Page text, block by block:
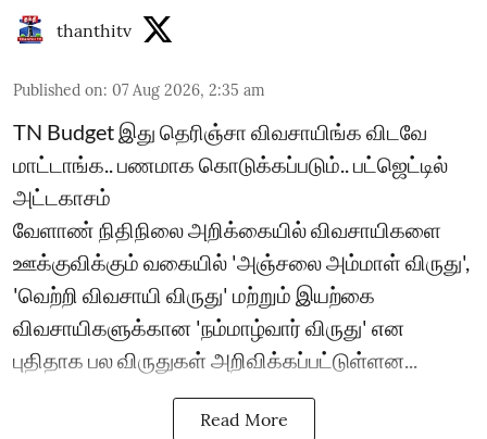
thanthitv
Published on: 07 Aug 2026, 2:35 am
TN Budget இது தெரிஞ்சா விவசாயிங்க விடவே
மாட்டாங்க.. பணமாக கொடுக்கப்படும்.. பட்ஜெட்டில்
அட்டகாசம்
வேளாண் நிதிநிலை அறிக்கையில் விவசாயிகளை
ஊக்குவிக்கும் வகையில் 'அஞ்சலை அம்மாள் விருது',
'வெற்றி விவசாயி விருது' மற்றும் இயற்கை
விவசாயிகளுக்கான 'நம்மாழ்வார் விருது' என
புதிதாக பல விருதுகள் அறிவிக்கப்பட்டுள்ளன...
Read More